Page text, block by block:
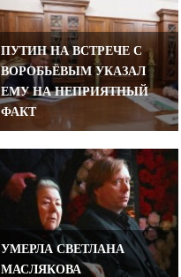
ПУТИН НА ВСТРЕЧЕ С
ВОРОБЬЁВЫМ УКАЗАЛ
ЕМУ НА НЕПРИЯТНЫЙ
ФАКТ
УМЕРЛА СВЕТЛАНА
МАСЛЯКОВА